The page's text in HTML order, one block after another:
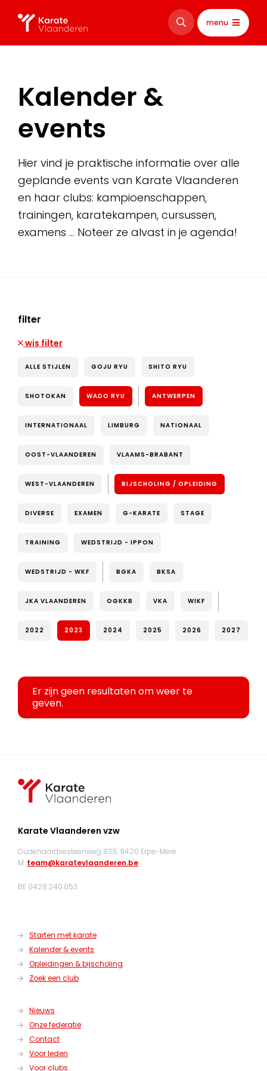
menu
Kalender &
events
Hier vind je praktische informatie over alle
geplande events van Karate Vlaanderen
en haar clubs: kampioenschappen,
trainingen, karatekampen, cursussen,
examens … Noteer ze alvast in je agenda!
filter
wis filter
ALLE STIJLEN GOJU RYU SHITO RYU
SHOTOKAN WADO RYU ANTWERPEN
INTERNATIONAAL LIMBURG NATIONAAL
OOST-VLAANDEREN VLAAMS-BRABANT
WEST-VLAANDEREN BIJSCHOLING / OPLEIDING
DIVERSE EXAMEN G-KARATE STAGE
TRAINING WEDSTRIJD - IPPON
WEDSTRIJD - WKF BGKA BKSA
JKA VLAANDEREN OGKKB VKA WIKF
2022 2023 2024 2025 2026 2027
Er zijn geen resultaten om weer te
geven.
Karate Vlaanderen vzw
Oudenaardsesteenweg 839, 9420 Erpe-Mere
M: team@karatevlaanderen.be
BE 0428.240.053
Starten met karate
Kalender & events
Opleidingen & bijscholing
Zoek een club
Nieuws
Onze federatie
Contact
Voor leden
Voor clubs